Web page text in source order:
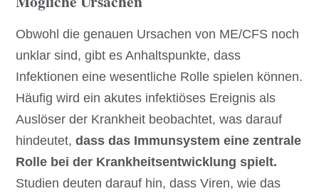
Obwohl die genauen Ursachen von ME/CFS noch
unklar sind, gibt es Anhaltspunkte, dass
Infektionen eine wesentliche Rolle spielen können.
Häufig wird ein akutes infektiöses Ereignis als
Auslöser der Krankheit beobachtet, was darauf
hindeutet,dass das Immunsystem eine zentrale
Rolle bei der Krankheitsentwicklung spielt.
Studien deuten darauf hin, dass Viren, wie das